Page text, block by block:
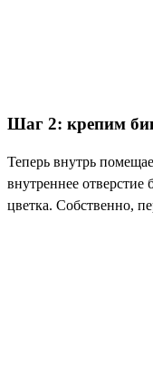
Шаг 2: крепим
Теперь внутрь
внутреннее отверстие
цветка. Собственно,